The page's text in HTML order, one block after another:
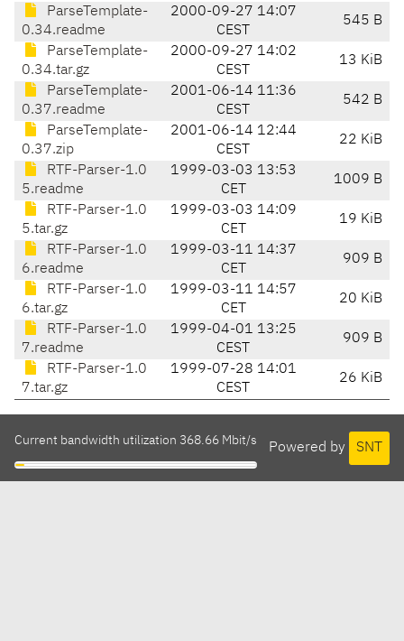
ParseTemplate-
0.34.readme
2000-09-27 14:07
CEST
545 B
ParseTemplate-
0.34.tar.gz
2000-09-27 14:02
CEST
13 KiB
ParseTemplate-
0.37.readme
2001-06-14 11:36
CEST
542 B
ParseTemplate-
0.37.zip
2001-06-14 12:44
CEST
22 KiB
RTF-Parser-1.0
5.readme
1999-03-03 13:53
CET
1009 B
RTF-Parser-1.0
5.tar.gz
1999-03-03 14:09
CET
19 KiB
RTF-Parser-1.0
6.readme
1999-03-11 14:37
CET
909 B
RTF-Parser-1.0
6.tar.gz
1999-03-11 14:57
CET
20 KiB
RTF-Parser-1.0
7.readme
1999-04-01 13:25
CEST
909 B
RTF-Parser-1.0
7.tar.gz
1999-07-28 14:01
CEST
26 KiB
Powered by SNT
Current bandwidth utilization 368.66 Mbit/s